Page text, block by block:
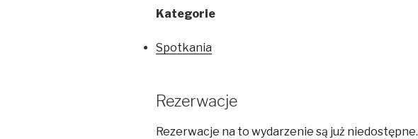
Kategorie
Spotkania
Rezerwacje
Rezerwacje na to wydarzenie są już niedostępne.